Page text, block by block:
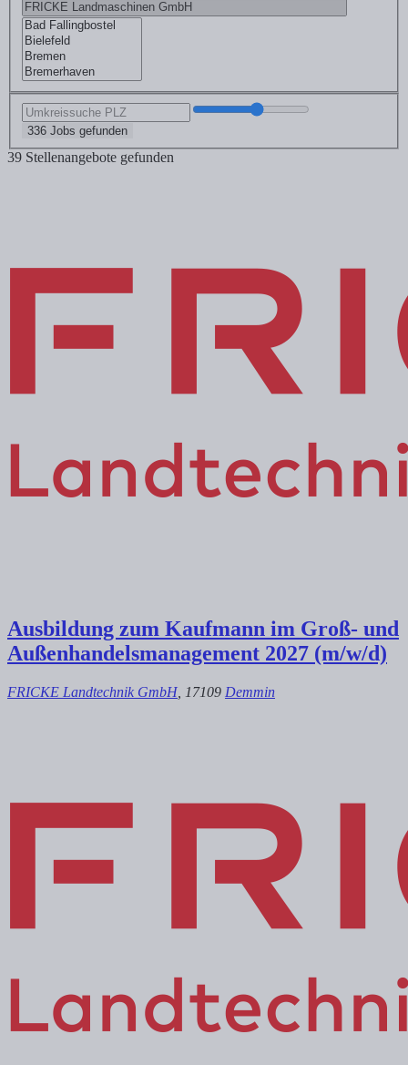
336 Jobs gefunden
39 Stellenangebote gefunden
Ausbildung zum Kaufmann im Groß- und
Außenhandelsmanagement 2027 (m/w/d)
FRICKE Landtechnik GmbH , 17109 Demmin